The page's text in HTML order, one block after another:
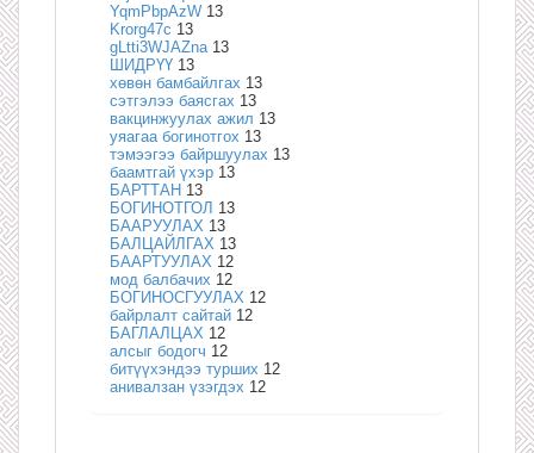
YqmPbpAzW 13
Krorg47c 13
gLtti3WJAZna 13
ШИДРҮҮ 13
хөвөн бамбайлгах 13
сэтгэлээ баясгах 13
вакцинжуулах ажил 13
уяагаа богинотгох 13
тэмээгээ байршуулах 13
баамтгай үхэр 13
БАРТТАН 13
БОГИНОТГОЛ 13
БААРУУЛАХ 13
БАЛЦАЙЛГАХ 13
БААРТУУЛАХ 12
мод балбачих 12
БОГИНОСГУУЛАХ 12
байрлалт сайтай 12
БАГЛАЛЦАХ 12
алсыг бодогч 12
битүүхэндээ турших 12
анивалзан үзэгдэх 12